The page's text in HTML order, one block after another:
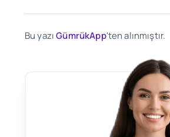
Bu yazıGümrükApp'ten alınmıştır.